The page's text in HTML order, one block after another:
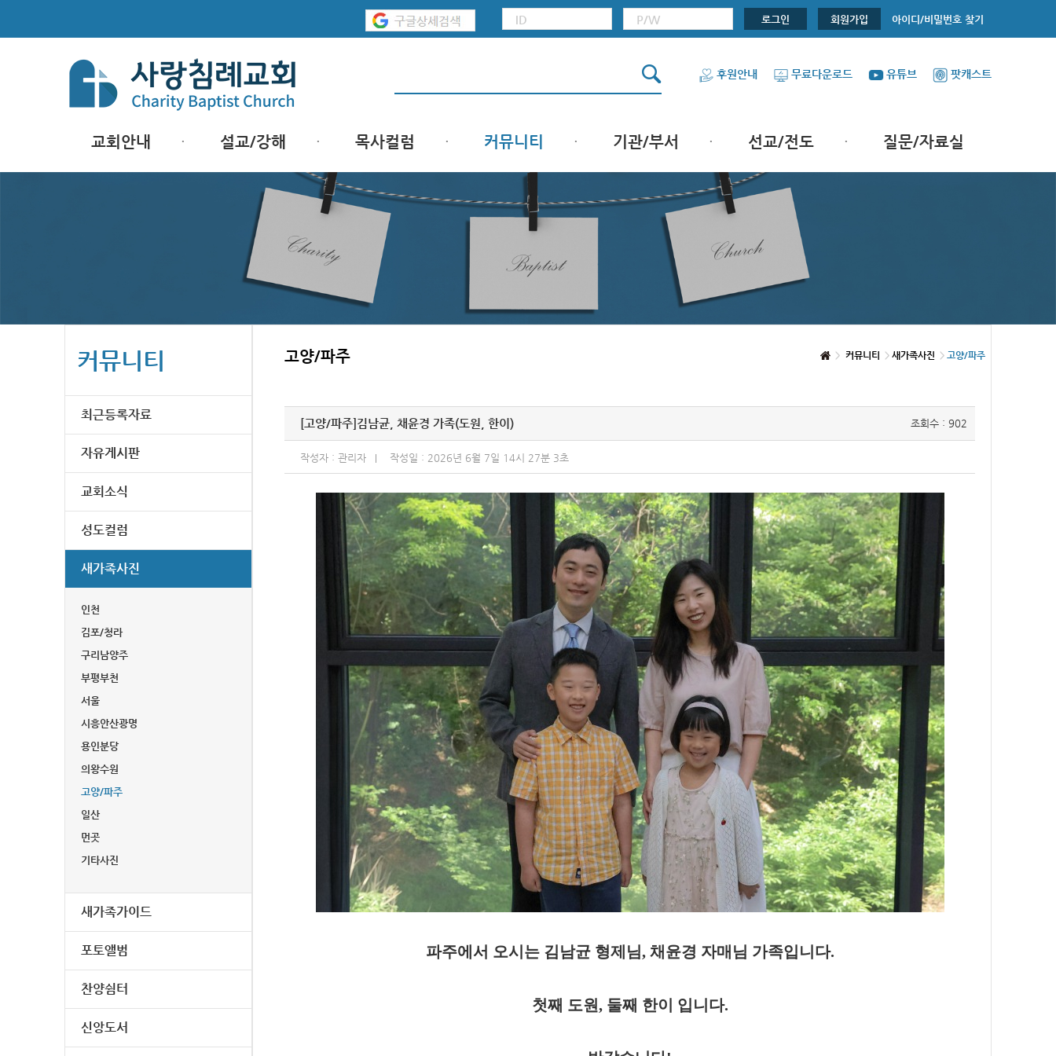
로그인 회원가입 아이디/비밀번호 찾기
후원안내 무료다운로드 유튜브 팟캐스트
교회안내 설교/강해 목사컬럼 커뮤니티 기관/부서 선교/전도 질문/자료실
커뮤니티
최근등록자료
자유게시판
교회소식
성도컬럼
새가족사진
인천
김포/청라
구리남양주
부평부천
서울
시흥안산광명
용인분당
의왕수원
고양/파주
일산
먼곳
기타사진
새가족가이드
포토앨범
찬양쉼터
신앙도서
고양/파주 커뮤니티 새가족사진 고양/파주
[고양/파주] 김남균, 채윤경 가족(도원, 한이) 조회수 : 902
작성자 : 관리자 작성일 : 2026년 6월 7일 14시 27분 3초
파주에서 오시는 김남균 형제님, 채윤경 자매님 가족입니다.
첫째 도원, 둘째 한이 입니다.